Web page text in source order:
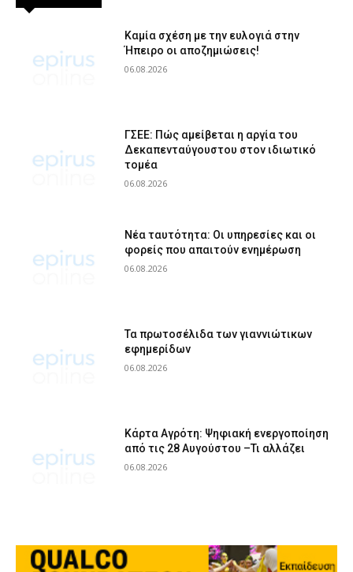
Καμία σχέση με την ευλογιά στην
Ήπειρο οι αποζημιώσεις!
06.08.2026
ΓΣΕΕ: Πώς αμείβεται η αργία του
Δεκαπενταύγουστου στον ιδιωτικό
τομέα
06.08.2026
Νέα ταυτότητα: Οι υπηρεσίες και οι
φορείς που απαιτούν ενημέρωση
06.08.2026
Τα πρωτοσέλιδα των γιαννιώτικων
εφημερίδων
06.08.2026
Κάρτα Αγρότη: Ψηφιακή ενεργοποίηση
από τις 28 Αυγούστου –Τι αλλάζει
06.08.2026